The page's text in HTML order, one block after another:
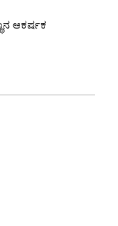
ಆಕರ್ಷಕ